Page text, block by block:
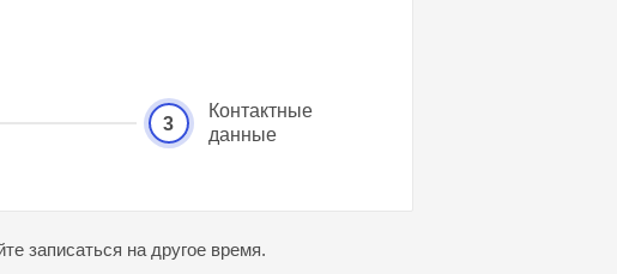
3
Контактные
данные
записаться на другое время.